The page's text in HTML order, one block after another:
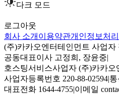
다크 모드
로그아웃
회사 소개 이용약관개인정보처
(주)카카오엔터테인먼트 사업자
공동대표이사 고정희, 장윤중|
호스팅서비스사업자 (주)카카오
사업자등록번호 220-88-02594|
대표전화 1644-4755|이메일